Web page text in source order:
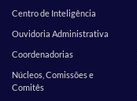
Centro de Inteligência
Ouvidoria Administrativa
Coordenadorias
Núcleos, Comissões e
Comitês